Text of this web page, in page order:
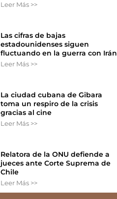
Leer Más >>
Las cifras de bajas
estadounidenses siguen
fluctuando en la guerra con Irán
Leer Más >>
La ciudad cubana de Gibara
toma un respiro de la crisis
gracias al cine
Leer Más >>
Relatora de la ONU defiende a
jueces ante Corte Suprema de
Chile
Leer Más >>